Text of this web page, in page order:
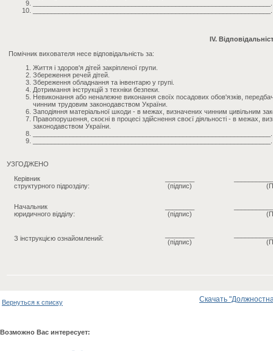
IV.
Помічник вихователя несе відповідальність за:
Життя і здоров'я дітей закріпленої групи.
Збереження речей дітей.
Збереження обладнання та інвентарю у групі.
Дотримання інструкцій з техніки безпеки.
Невиконання або неналежне виконання своїх посадових обов'язків,
чинним трудовим законодавством України.
Заподіяння матеріальної шкоди - в межах, визначених чинним цивільним
Правопорушення, скоєні в процесі здійснення своєї діяльності - в межах,
законодавством України.
УЗГОДЖЕНО
Керівник
структурного підрозділу:
(підпис)
Начальник
юридичного відділу:
(підпис)
З інструкцією ознайомлений:
(підпис)
Вернуться к списку Скачать
Возможно Вас интересует: